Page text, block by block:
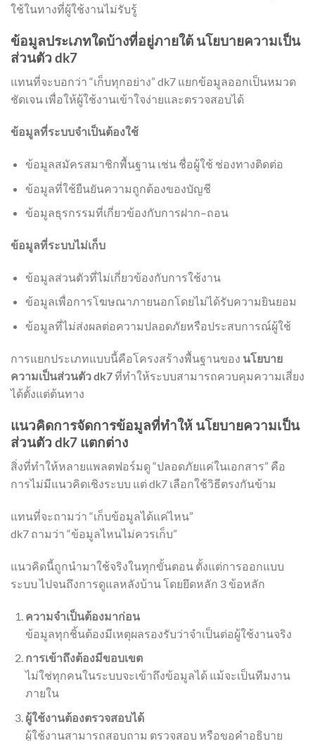
ใช้ในทางที่ผู้ใช้งานไม่รับรู้
ข้อมูลประเภทใดบ้างที่อยู่ภายใต้ นโยบายความเป็น
ส่วนตัว dk7
แทนที่จะบอกว่า “เก็บทุกอย่าง” dk7 แยกข้อมูลออกเป็นหมวด
ชัดเจน เพื่อให้ผู้ใช้งานเข้าใจง่ายและตรวจสอบได้
ข้อมูลที่ระบบจำเป็นต้องใช้
ข้อมูลสมัครสมาชิกพื้นฐาน เช่น ชื่อผู้ใช้ ช่องทางติดต่อ
ข้อมูลที่ใช้ยืนยันความถูกต้องของบัญชี
ข้อมูลธุรกรรมที่เกี่ยวข้องกับการฝาก–ถอน
ข้อมูลที่ระบบไม่เก็บ
ข้อมูลส่วนตัวที่ไม่เกี่ยวข้องกับการใช้งาน
ข้อมูลเพื่อการโฆษณาภายนอกโดยไม่ได้รับความยินยอม
ข้อมูลที่ไม่ส่งผลต่อความปลอดภัยหรือประสบการณ์ผู้ใช้
การแยกประเภทแบบนี้คือโครงสร้างพื้นฐานของ นโยบาย
ความเป็นส่วนตัว dk7ที่ทำให้ระบบสามารถควบคุมความเสี่ยง
ได้ตั้งแต่ต้นทาง
แนวคิดการจัดการข้อมูลที่ทำให้ นโยบายความเป็น
ส่วนตัว dk7 แตกต่าง
สิ่งที่ทำให้หลายแพลตฟอร์มดู “ปลอดภัยแค่ในเอกสาร” คือ
การไม่มีแนวคิดเชิงระบบ แต่ dk7 เลือกใช้วิธีตรงกันข้าม
แทนที่จะถามว่า “เก็บข้อมูลได้แค่ไหน”
dk7 ถามว่า “ข้อมูลไหนไม่ควรเก็บ”
แนวคิดนี้ถูกนำมาใช้จริงในทุกขั้นตอน ตั้งแต่การออกแบบ
ระบบ ไปจนถึงการดูแลหลังบ้าน โดยยึดหลัก 3 ข้อหลัก
ความจำเป็นต้องมาก่อน
ข้อมูลทุกชิ้นต้องมีเหตุผลรองรับว่าจำเป็นต่อผู้ใช้งานจริง
การเข้าถึงต้องมีขอบเขต
ไม่ใช่ทุกคนในระบบจะเข้าถึงข้อมูลได้ แม้จะเป็นทีมงาน
ภายใน
ผู้ใช้งานต้องตรวจสอบได้
ผู้ใช้งานสามารถสอบถาม ตรวจสอบ หรือขอคำอธิบาย